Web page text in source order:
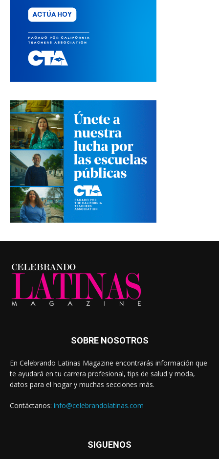
SOBRE NOSOTROS
En Celebrando Latinas Magazine encontrarás información que
te ayudará en tu carrera profesional, tips de salud y moda,
datos para el hogar y muchas secciones más.
Contáctanos: info@celebrandolatinas.com
SIGUENOS